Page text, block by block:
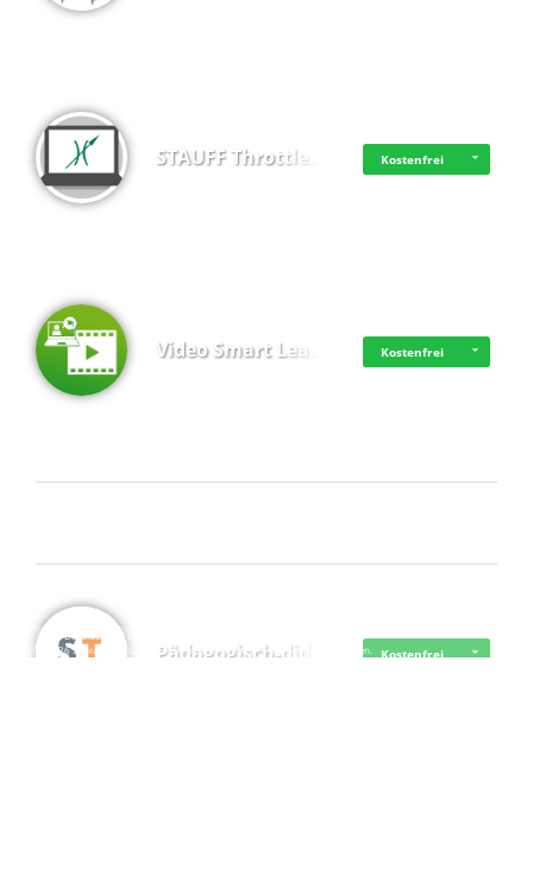
STAUFF Throttle… Kostenfrei
Video Smart Lea… Kostenfrei
Pädagogisch-did… Kostenfrei
· ·Datenschutz ·
© 2016 - 2026 SupraTix GmbH oder Partnergesellschaften - Alle Rechte vorbehalten.